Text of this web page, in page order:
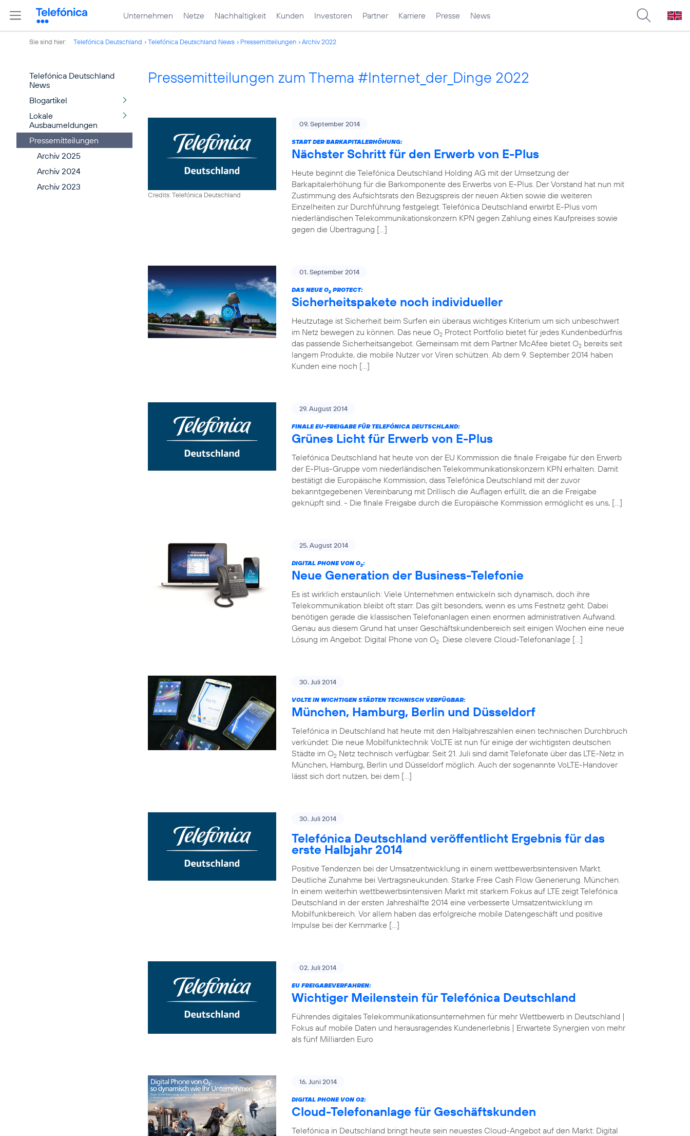
Unternehmen Netze Nachhaltigkeit Kunden Investoren Partner Karriere Presse News
Sie sind hier: Telefónica Deutschland Telefónica Deutschland News Pressemitteilungen Archiv 2022
Telefónica Deutschland
News
Blogartikel
Lokale
Ausbaumeldungen
Pressemitteilungen
Archiv 2025
Archiv 2024
Archiv 2023
Pressemitteilungen zum Thema #Internet_der_Dinge 2022
Credits: Telefónica Deutschland
09. September 2014
START DER BARKAPITALERHÖHUNG:
Nächster Schritt für den Erwerb von E-Plus
Heute beginnt die Telefónica Deutschland Holding AG mit der Umsetzung der
Barkapitalerhöhung für die Barkomponente des Erwerbs von E-Plus. Der Vorstand hat nun mit
Zustimmung des Aufsichtsrats den Bezugspreis der neuen Aktien sowie die weiteren
Einzelheiten zur Durchführung festgelegt. Telefónica Deutschland erwirbt E-Plus vom
niederländischen Telekommunikationskonzern KPN gegen Zahlung eines Kaufpreises sowie
gegen die Übertragung […]
01. September 2014
DAS NEUE O2 PROTECT:
Sicherheitspakete noch individueller
Heutzutage ist Sicherheit beim Surfen ein überaus wichtiges Kriterium um sich unbeschwert
im Netz bewegen zu können. Das neue O2 Protect Portfolio bietet für jedes Kundenbedürfnis
das passende Sicherheitsangebot. Gemeinsam mit dem Partner McAfee bietet O2 bereits seit
langem Produkte, die mobile Nutzer vor Viren schützen. Ab dem 9. September 2014 haben
Kunden eine noch […]
29. August 2014
FINALE EU-FREIGABE FÜR TELEFÓNICA DEUTSCHLAND:
Grünes Licht für Erwerb von E-Plus
Telefónica Deutschland hat heute von der EU Kommission die finale Freigabe für den Erwerb
der E-Plus-Gruppe vom niederländischen Telekommunikationskonzern KPN erhalten. Damit
bestätigt die Europäische Kommission, dass Telefónica Deutschland mit der zuvor
bekanntgegebenen Vereinbarung mit Drillisch die Auflagen erfüllt, die an die Freigabe
geknüpft sind. - Die finale Freigabe durch die Europäische Kommission ermöglicht es uns, […]
25. August 2014
DIGITAL PHONE VON O2:
Neue Generation der Business-Telefonie
Es ist wirklich erstaunlich: Viele Unternehmen entwickeln sich dynamisch, doch ihre
Telekommunikation bleibt oft starr. Das gilt besonders, wenn es ums Festnetz geht. Dabei
benötigen gerade die klassischen Telefonanlagen einen enormen administrativen Aufwand.
Genau aus diesem Grund hat unser Geschäftskundenbereich seit einigen Wochen eine neue
Lösung im Angebot: Digital Phone von O2. Diese clevere Cloud-Telefonanlage […]
30. Juli 2014
VOLTE IN WICHTIGEN STÄDTEN TECHNISCH VERFÜGBAR:
München, Hamburg, Berlin und Düsseldorf
Telefónica in Deutschland hat heute mit den Halbjahreszahlen einen technischen Durchbruch
verkündet: Die neue Mobilfunktechnik VoLTE ist nun für einige der wichtigsten deutschen
Städte im O2 Netz technisch verfügbar. Seit 21. Juli sind damit Telefonate über das LTE-Netz in
München, Hamburg, Berlin und Düsseldorf möglich. Auch der sogenannte VoLTE-Handover
lässt sich dort nutzen, bei dem […]
30. Juli 2014
Telefónica Deutschland veröffentlicht Ergebnis für das
erste Halbjahr 2014
Positive Tendenzen bei der Umsatzentwicklung in einem wettbewerbsintensiven Markt.
Deutliche Zunahme bei Vertragsneukunden. Starke Free Cash Flow Generierung. München.
In einem weiterhin wettbewerbsintensiven Markt mit starkem Fokus auf LTE zeigt Telefónica
Deutschland in der ersten Jahreshälfte 2014 eine verbesserte Umsatzentwicklung im
Mobilfunkbereich. Vor allem haben das erfolgreiche mobile Datengeschäft und positive
Impulse bei der Kernmarke […]
02. Juli 2014
EU FREIGABEVERFAHREN:
Wichtiger Meilenstein für Telefónica Deutschland
Führendes digitales Telekommunikationsunternehmen für mehr Wettbewerb in Deutschland |
Fokus auf mobile Daten und herausragendes Kundenerlebnis | Erwartete Synergien von mehr
als fünf Milliarden Euro
16. Juni 2014
DIGITAL PHONE VON O2:
Cloud-Telefonanlage für Geschäftskunden
Telefónica in Deutschland bringt heute sein neuestes Cloud-Angebot auf den Markt: Digital